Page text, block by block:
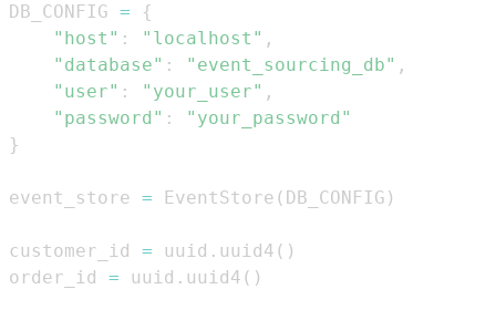
DB_CONFIG =
{
"host" : "localhost" ,
"database" : "event_sourcing_db" ,
"user" : "your_user" ,
"password" :
"your_password"
}
event_store = EventStore ( DB_CONFIG )
customer_id = uuid . uuid4 ( )
order_id = uuid . uuid4 ( )